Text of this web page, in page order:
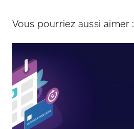
Vous pourriez aussi aimer :